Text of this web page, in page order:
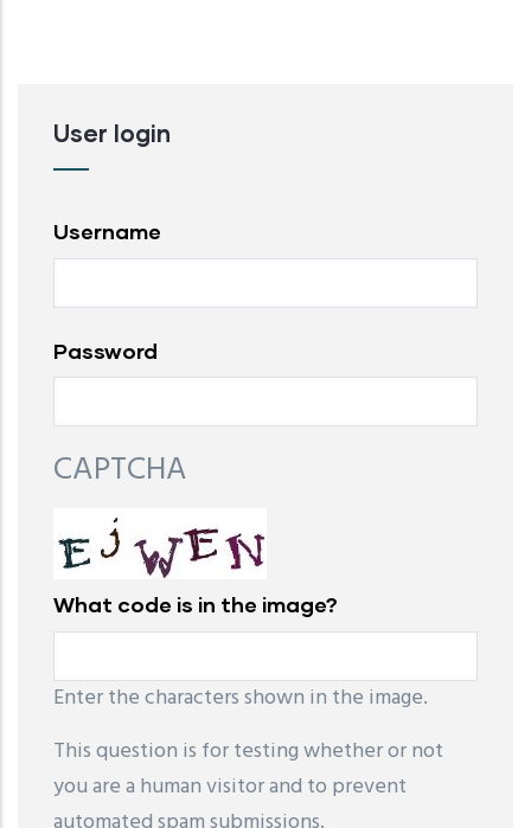
User login
Username
Password
CAPTCHA
What code is in the image?
Enter the characters shown in the image.
This question is for testing whether or not
you are a human visitor and to prevent